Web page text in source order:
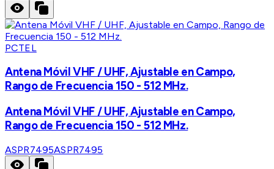
PCTEL
Antena Móvil VHF / UHF, Ajustable en Campo,
Rango de Frecuencia 150 - 512 MHz.
Antena Móvil VHF / UHF, Ajustable en Campo,
Rango de Frecuencia 150 - 512 MHz.
ASPR7495ASPR7495